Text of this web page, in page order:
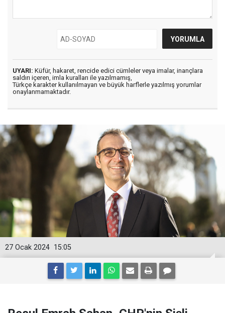
UYARI: Küfür, hakaret, rencide edici cümleler veya imalar, inançlara
saldırı içeren, imla kuralları ile yazılmamış,
Türkçe karakter kullanılmayan ve büyük harflerle yazılmış yorumlar
onaylanmamaktadır.
15:05
27 Ocak 2024